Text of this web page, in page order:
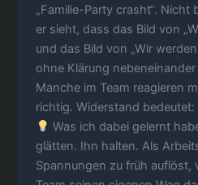
„Familie-Party crasht“.
er sieht, dass das Bild von
und das Bild von „Wir
ohne Klärung
Manche im Team reagieren
richtig. Widerstand
Was ich dabei gelernt
glätten. Ihn halten. Als
Spannungen zu früh auflöst,